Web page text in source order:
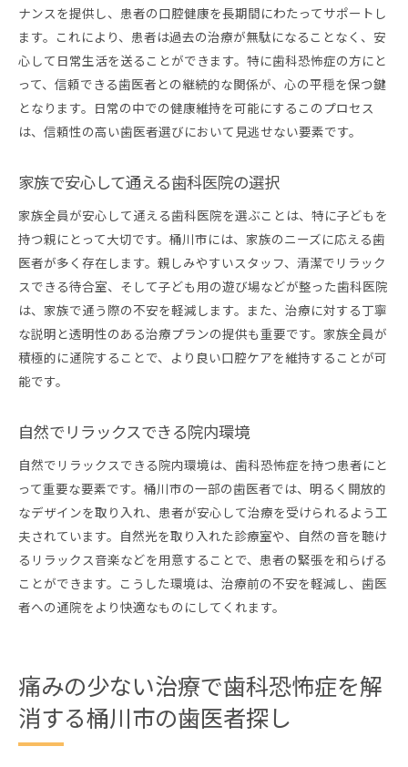
ナンスを提供し、患者の口腔健康を長期間にわたってサポートし
ます。これにより、患者は過去の治療が無駄になることなく、安
心して日常生活を送ることができます。特に歯科恐怖症の方にと
って、信頼できる歯医者との継続的な関係が、心の平穏を保つ鍵
となります。日常の中での健康維持を可能にするこのプロセス
は、信頼性の高い歯医者選びにおいて見逃せない要素です。
家族で安心して通える歯科医院の選択
家族全員が安心して通える歯科医院を選ぶことは、特に子どもを
持つ親にとって大切です。桶川市には、家族のニーズに応える歯
医者が多く存在します。親しみやすいスタッフ、清潔でリラック
スできる待合室、そして子ども用の遊び場などが整った歯科医院
は、家族で通う際の不安を軽減します。また、治療に対する丁寧
な説明と透明性のある治療プランの提供も重要です。家族全員が
積極的に通院することで、より良い口腔ケアを維持することが可
能です。
自然でリラックスできる院内環境
自然でリラックスできる院内環境は、歯科恐怖症を持つ患者にと
って重要な要素です。桶川市の一部の歯医者では、明るく開放的
なデザインを取り入れ、患者が安心して治療を受けられるよう工
夫されています。自然光を取り入れた診療室や、自然の音を聴け
るリラックス音楽などを用意することで、患者の緊張を和らげる
ことができます。こうした環境は、治療前の不安を軽減し、歯医
者への通院をより快適なものにしてくれます。
痛みの少ない治療で歯科恐怖症を解
消する桶川市の歯医者探し